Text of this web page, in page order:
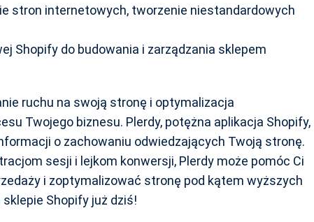
stron internetowych, tworzenie niestandardowych
Shopify do budowania i zarządzania sklepem
ruchu na swoją stronę i optymalizacja
Twojego biznesu. Plerdy, potężna aplikacja Shopify,
o zachowaniu odwiedzających Twoją stronę.
sesji i lejkom konwersji, Plerdy może pomóc Ci
i zoptymalizować stronę pod kątem wyższych
Shopify już dziś!